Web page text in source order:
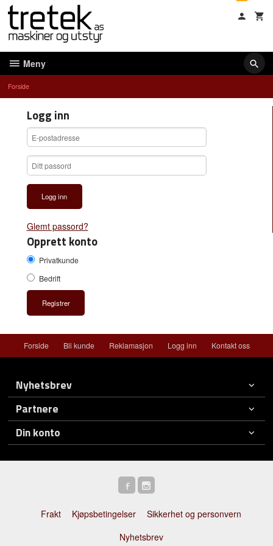
Gå
innholdet
Meny
Forside
Logg inn
Glemt passord?
Opprett konto
Privatkunde
Bedrift
Forside Bli kunde Reklamasjon Logg inn Kontakt oss
Nyhetsbrev
Partnere
Din konto
Frakt Kjøpsbetingelser
Sikkerhet og personvern
Nyhetsbrev